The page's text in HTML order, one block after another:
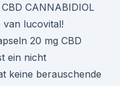
CANNABIDIOL
van lucovital!
20 mg CBD
ein nicht
keine berauschende